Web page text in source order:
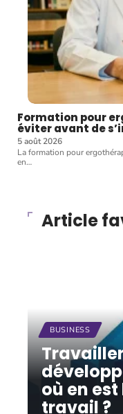
Formation pour
éviter avant de
5 août 2026
La formation pour
en…
Article
BUSINESS
où en
travail ?